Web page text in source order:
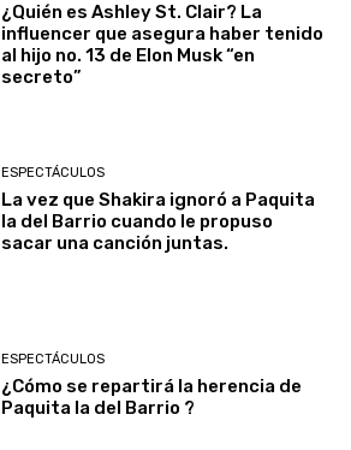
¿Quién es Ashley St. Clair? La
influencer que asegura haber tenido
al hijo no. 13 de Elon Musk “en
secreto”
ESPECTÁCULOS
La vez que Shakira ignoró a Paquita
la del Barrio cuando le propuso
sacar una canción juntas.
ESPECTÁCULOS
¿Cómo se repartirá la herencia de
Paquita la del Barrio ?